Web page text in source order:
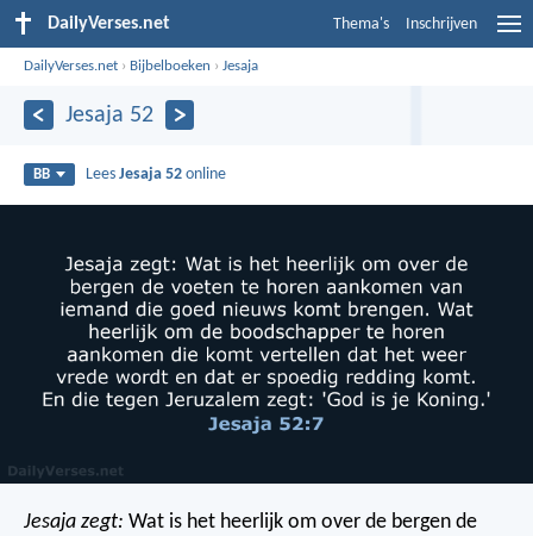
DailyVerses.net Thema's Inschrijven
DailyVerses.net › Bijbelboeken ›Jesaja
Jesaja 52
BB LeesJesaja 52 online
Jesaja zegt: Wat is het heerlijk om over de bergen de